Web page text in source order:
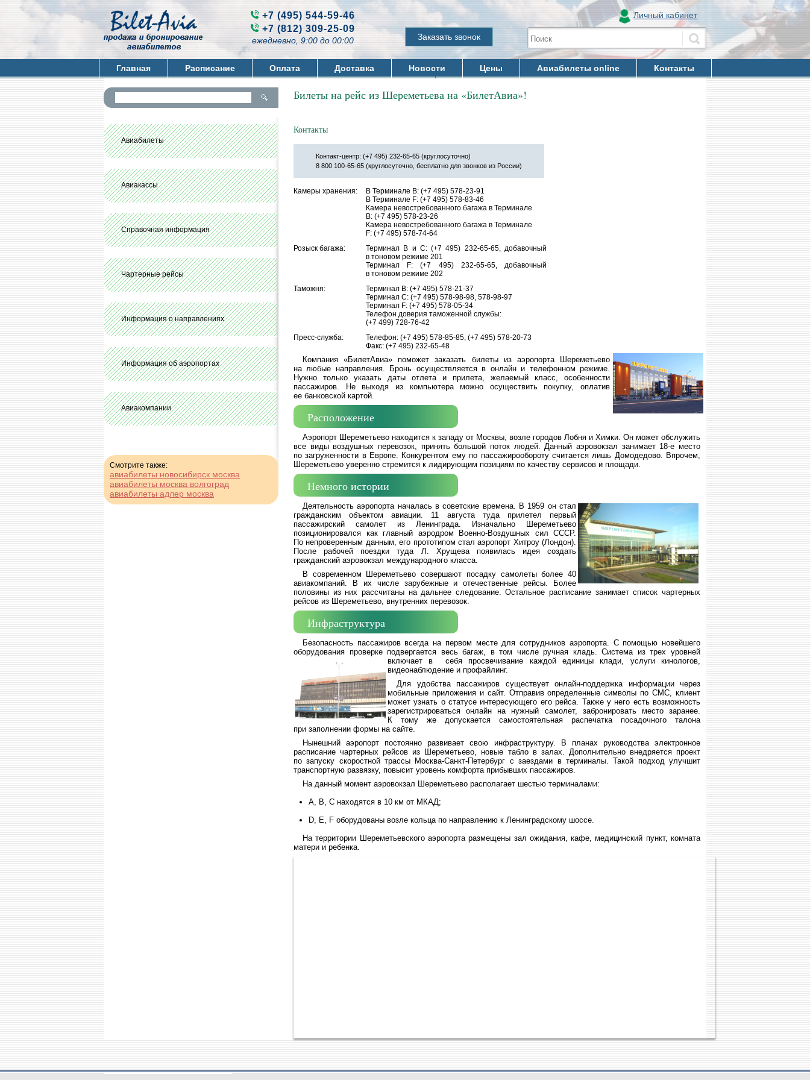
Личный кабинет
+7 (495) 544-59-46
+7 (812) 309-25-09
ежедневно, 9:00 до 00:00 Заказать звонок
Главная Расписание Оплата Доставка Новости Цены Авиабилеты online Контакты
Билеты на рейс из Шереметьева на «БилетАвиа»!
Контакты
Контакт-центр: (+7 495) 232-65-65 (круглосуточно)
8 800 100-65-65 (круглосуточно, бесплатно для звонков из России)
Камеры хранения: В Терминале B: (+7 495) 578-23-91
В Терминале F: (+7 495) 578-83-46
Камера невостребованного багажа в Терминале
B: (+7 495) 578-23-26
Камера невостребованного багажа в Терминале
F: (+7 495) 578-74-64
Розыск багажа:
Терминал B и С: (+7 495) 232-65-65, добавочный
в тоновом режиме 201
Терминал F:
(+7 495) 232-65-65, добавочный
в тоновом режиме 202
Таможня:
Терминал B: (+7 495) 578-21-37
Терминал C: (+7 495) 578-98-98, 578-98-97
Терминал F: (+7 495) 578-05-34
Телефон доверия таможенной службы:
(+7 499) 728-76-42
Пресс-служба:
Телефон: (+7 495) 578-85-85, (+7 495) 578-20-73
Факс: (+7 495) 232-65-48
Компания «БилетАвиа» поможет заказать билеты из аэропорта Шереметьево
на любые направления. Бронь осуществляется в онлайн и телефонном режиме.
Нужно только указать даты отлета и прилета, желаемый класс, особенности
пассажиров. Не выходя из компьютера можно осуществить покупку, оплатив
ее банковской картой.
Расположение
Аэропорт Шереметьево находится к западу от Москвы, возле городов Лобня и Химки. Он может обслужить
все виды воздушных перевозок, принять большой поток людей. Данный аэровокзал занимает 18-е место
по загруженности в Европе. Конкурентом ему по пассажирообороту считается лишь Домодедово. Впрочем,
Шереметьево уверенно стремится к лидирующим позициям по качеству сервисов и площади.
Немного истории
Деятельность аэропорта началась в советские времена. В 1959 он стал
гражданским объектом авиации. 11 августа туда прилетел первый
пассажирский самолет из Ленинграда. Изначально Шереметьево
позиционировался как главный аэродром Военно-Воздушных сил СССР.
По непроверенным данным, его прототипом стал аэропорт Хитроу (Лондон).
После рабочей поездки туда Л. Хрущева появилась идея создать
гражданский аэровокзал международного класса.
В современном Шереметьево совершают посадку самолеты более 40
авиакомпаний. В их числе зарубежные и отечественные рейсы. Более
половины из них рассчитаны на дальнее следование. Остальное расписание занимает список чартерных
рейсов из Шереметьево, внутренних перевозок.
Инфраструктура
Безопасность пассажиров всегда на первом месте для сотрудников аэропорта. С помощью новейшего
оборудования проверке подвергается весь багаж, в том числе ручная кладь. Система из трех уровней
включает в
себя просвечивание каждой единицы клади, услуги кинологов,
видеонаблюдение и профайлинг.
Для удобства пассажиров существует онлайн-поддержка информации через
мобильные приложения и сайт. Отправив определенные символы по СМС, клиент
может узнать о статусе интересующего его рейса. Также у него есть возможность
зарегистрироваться онлайн на нужный самолет, забронировать место заранее.
К тому же допускается самостоятельная распечатка посадочного талона
при заполнении формы на сайте.
Нынешний аэропорт постоянно развивает свою инфраструктуру. В планах руководства электронное
расписание чартерных рейсов из Шереметьево, новые табло в залах. Дополнительно внедряется проект
по запуску скоростной трассы Москва-Санкт-Петербург с заездами в терминалы. Такой подход улучшит
транспортную развязку, повысит уровень комфорта прибывших пассажиров.
На данный момент аэровокзал Шереметьево располагает шестью терминалами:
А, В, С находятся в 10 км от МКАД;
D, E, F оборудованы возле кольца по направлению к Ленинградскому шоссе.
На территории Шереметьевского аэропорта размещены зал ожидания, кафе, медицинский пункт, комната
матери и ребенка.
Авиабилеты
Авиакассы
Справочная информация
Чартерные рейсы
Информация о направлениях
Информация об аэропортах
Авиакомпании
Смотрите также:
авиабилеты новосибирск москва
авиабилеты москва волгоград
авиабилеты адлер москва